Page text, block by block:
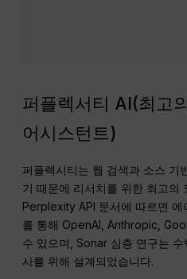
퍼플렉서티 AI(최고
어시스턴트)
퍼플렉시티는 웹 검색과 소스 기
기 때문에 리서치를 위한 최고의
Perplexity API 문서에 따르면 에
를 통해 OpenAI, Anthropic,
수 있으며, Sonar 심층 연구는
사를 위해 설계되었습니다.